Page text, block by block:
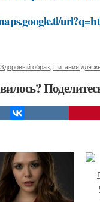
Здоровый образ Питания для